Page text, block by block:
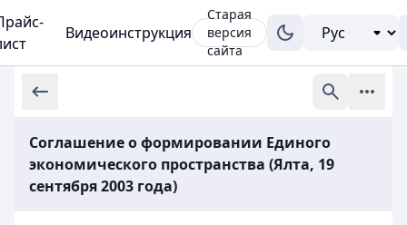
Видеоинструкция
Старая
версия
сайта
Соглашение о формировании Единого
экономического пространства (Ялта, 19
сентября 2003 года)